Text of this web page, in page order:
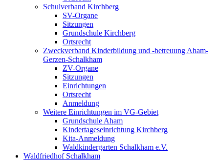
Schulverband Kirchberg
SV-Organe
Sitzungen
Grundschule Kirchberg
Ortsrecht
Zweckverband Kinderbildung und -betreuung Aham-
Gerzen-Schalkham
ZV-Organe
Sitzungen
Einrichtungen
Ortsrecht
Anmeldung
Weitere Einrichtungen im VG-Gebiet
Grundschule Aham
Kindertageseinrichtung Kirchberg
Kita-Anmeldung
Waldkindergarten Schalkham e.V.
Waldfriedhof Schalkham